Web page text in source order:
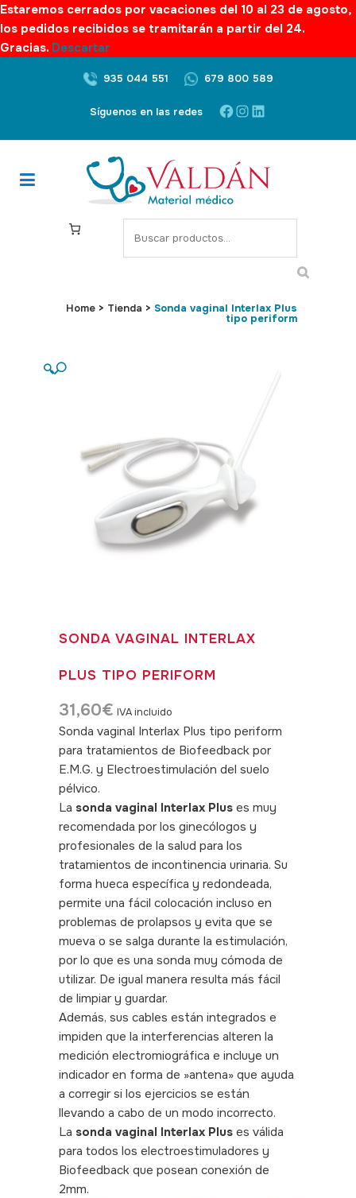
Estaremos cerrados por vacaciones del 10 al 23 de agosto,
los pedidos recibidos se tramitarán a partir del 24.
Gracias. Descartar
935 044 551 679 800 589
Síguenos en las redes Facebook
Instagram
LinkedIn
S
e
c
Home > Tienda > Sonda vaginal Interlax Plus
tipo periform
🔍
SONDA VAGINAL INTERLAX
PLUS TIPO PERIFORM
31,60€ IVA incluido
Sonda vaginal Interlax Plus tipo periform
para tratamientos de Biofeedback por
E.M.G. y Electroestimulación del suelo
pélvico.
La sonda vaginal Interlax Plus es muy
recomendada por los ginecólogos y
profesionales de la salud para los
tratamientos de incontinencia urinaria. Su
forma hueca específica y redondeada,
permite una fácil colocación incluso en
problemas de prolapsos y evita que se
mueva o se salga durante la estimulación,
por lo que es una sonda muy cómoda de
utilizar. De igual manera resulta más fácil
de limpiar y guardar.
Además, sus cables están integrados e
impiden que la interferencias alteren la
medición electromiográfica e incluye un
indicador en forma de »antena» que ayuda
a corregir si los ejercicios se están
llevando a cabo de un modo incorrecto.
La sonda vaginal Interlax Plus es válida
para todos los electroestimuladores y
Biofeedback que posean conexión de
2mm.